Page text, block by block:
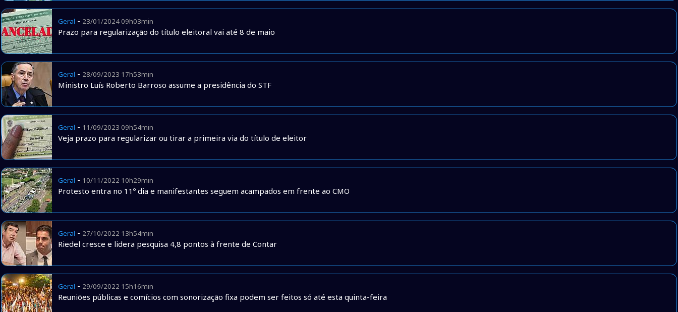
Geral - 23/01/2024 09h03min
Prazo para regularização do título eleitoral vai até 8 de maio
Geral - 28/09/2023 17h53min
Ministro Luís Roberto Barroso assume a presidência do STF
Geral - 11/09/2023 09h54min
Veja prazo para regularizar ou tirar a primeira via do título de eleitor
Geral - 10/11/2022 10h29min
Protesto entra no 11º dia e manifestantes seguem acampados em frente ao CMO
Geral - 27/10/2022 13h54min
Riedel cresce e lidera pesquisa 4,8 pontos à frente de Contar
Geral - 29/09/2022 15h16min
Reuniões públicas e comícios com sonorização fixa podem ser feitos só até esta quinta-feira